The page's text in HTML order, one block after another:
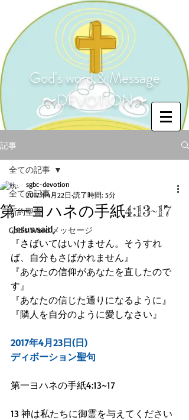
God's word & Message
〜DEVOTION〜
記事
全ての記事
新約聖書
God's Word メッセージ
全ての記事
第一ヨハネの手紙4:13~17
sgbc-devotion
2017年4月22日 読了時間: 5分
Jesus said,
『さばいてはいけません。そうすれ
ば、自分もさばかれません』
『あなたの信仰があなたを直したので
す』
『あなたの信じた通りになるように』
『隣人を自分のように愛しなさい』
2017年4月23日(日)
ディボーション聖句
第一ヨハネの手紙4:13~17
13 神は私たちに御霊を与えてください